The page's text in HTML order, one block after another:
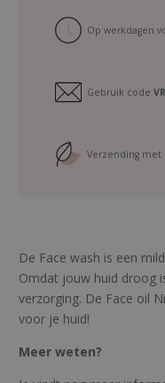
S
k
i
n
a
n
Op werkdagen
Gebruik code
Verzending met
De Face wash is een
Omdat jouw huid droog
verzorging. De Face oil
voor je huid!
Meer weten?